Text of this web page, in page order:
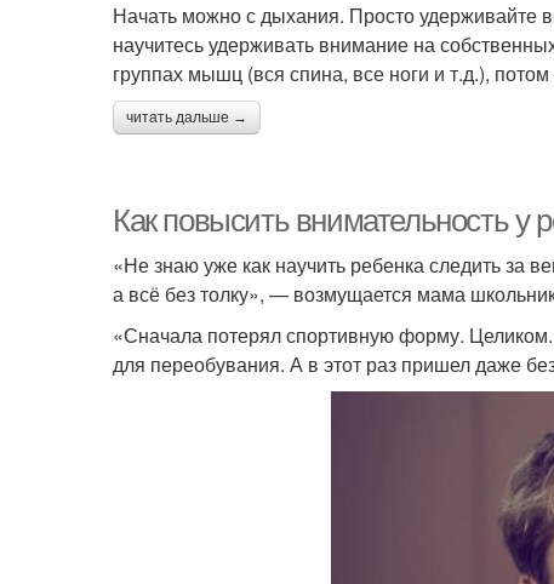
Начать можно с дыхания. Просто
научитесь удерживать внимание на
группах мышц (вся спина, все ноги и т.д.),
читать дальше →
Как повысить внимательность у
«Не знаю уже как научить ребенка следить за
а всё без толку», — возмущается мама
«Сначала потерял спортивную форму.
для переобувания. А в этот раз пришел даже